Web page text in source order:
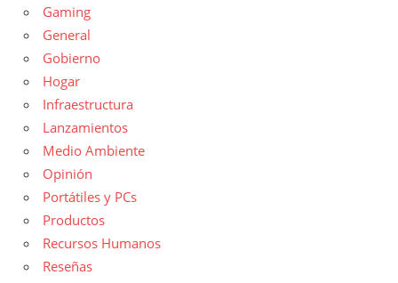
Gaming
General
Gobierno
Hogar
Infraestructura
Lanzamientos
Medio Ambiente
Opinión
Portátiles y PCs
Productos
Recursos Humanos
Reseñas